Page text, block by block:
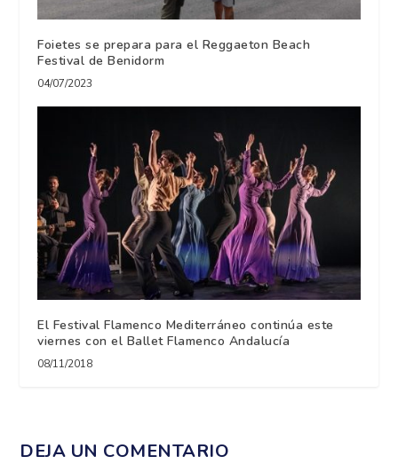
Foietes se prepara para el Reggaeton Beach
Festival de Benidorm
04/07/2023
El Festival Flamenco Mediterráneo continúa este
viernes con el Ballet Flamenco Andalucía
08/11/2018
DEJA UN COMENTARIO